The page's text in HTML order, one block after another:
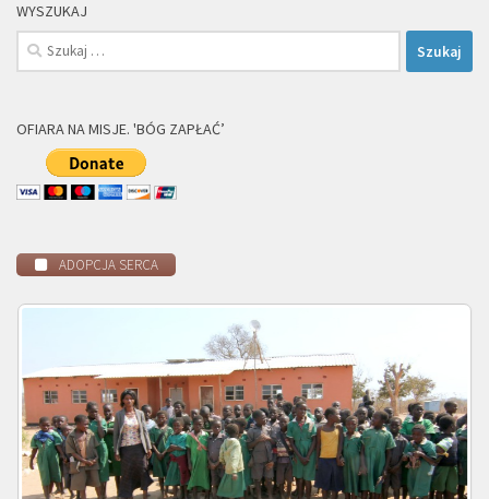
WYSZUKAJ
Szukaj:
OFIARA NA MISJE. 'BÓG ZAPŁAĆ’
ADOPCJA SERCA